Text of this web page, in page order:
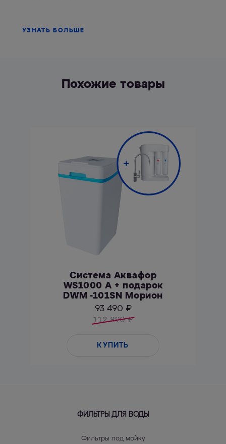
УЗНАТЬ БОЛЬШЕ
Похожие товары
Система Аквафор
WS1000 А + подарок
DWM -101SN Морион
93 490 ₽
112 890 ₽
КУПИТЬ
ФИЛЬТРЫ ДЛЯ ВОДЫ
Фильтры под мойку